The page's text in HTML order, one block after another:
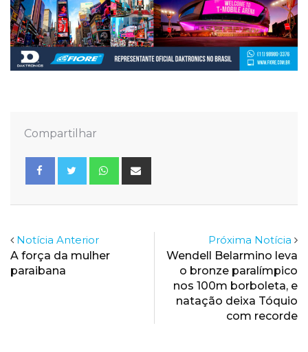
Compartilhar
Whatsapp
Notícia Anterior
A força da mulher
paraibana
Próxima Notícia
Wendell Belarmino leva
o bronze paralímpico
nos 100m borboleta, e
natação deixa Tóquio
com recorde